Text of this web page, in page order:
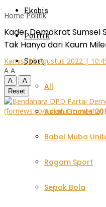
Ekobis
Politik
Sport
All
Asian Games
Babel Muba
Ragam Sport
Sepak Bola
Home Politik
Kader Demokrat Sumsel
Tak Hanya dari Kaum
Kamis, 18 Agustus 2022 |
A A
A
A
Reset